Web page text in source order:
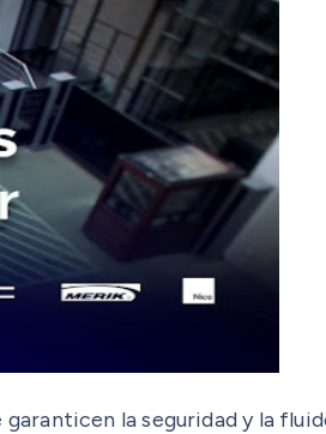
la seguridad y la